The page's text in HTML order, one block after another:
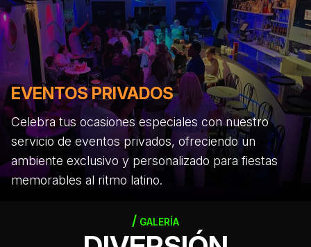
EVENTOS PRIVADOS
Celebra tus ocasiones especiales con nuestro
servicio de eventos privados, ofreciendo un
ambiente exclusivo y personalizado para fiestas
memorables al ritmo latino.
GALERÍA